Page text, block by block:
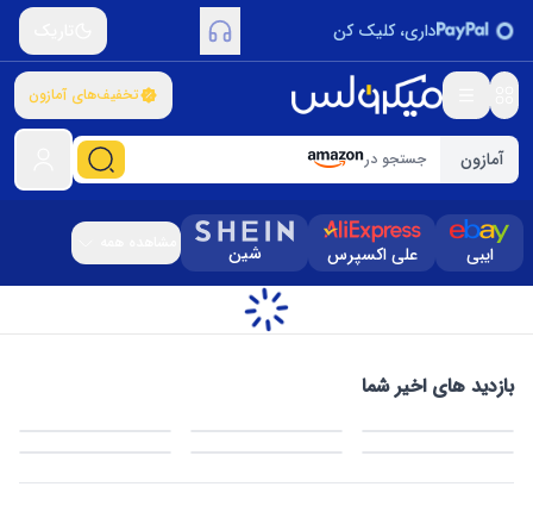
داری، کلیک کن
تخفیف‌های آمازون
آمازون جستجو در
ایبی علی اکسپرس شین
بازدید های اخیر شما